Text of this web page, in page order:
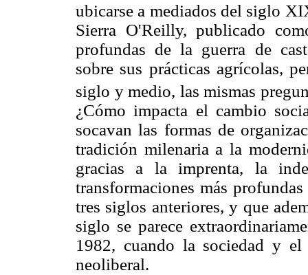
ubicarse a mediados del siglo
Sierra O'Reilly, publicado
profundas de la guerra de
sobre sus prácticas agrícolas,
siglo y medio, las mismas
¿Cómo impacta el cambio
socavan las formas de
tradición milenaria a la
gracias a la imprenta, la
transformaciones más
tres siglos anteriores, y que
siglo se parece
1982, cuando la sociedad y
neoliberal.